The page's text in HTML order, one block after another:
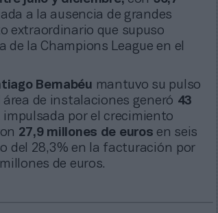
a la ausencia de grandes
extraordinario que supuso
la Champions League en el
Bernabéu mantuvo su pulso
de instalaciones generó 43
impulsada por el crecimiento
27,9 millones de euros en seis
del 28,3% en la facturación por
de euros.